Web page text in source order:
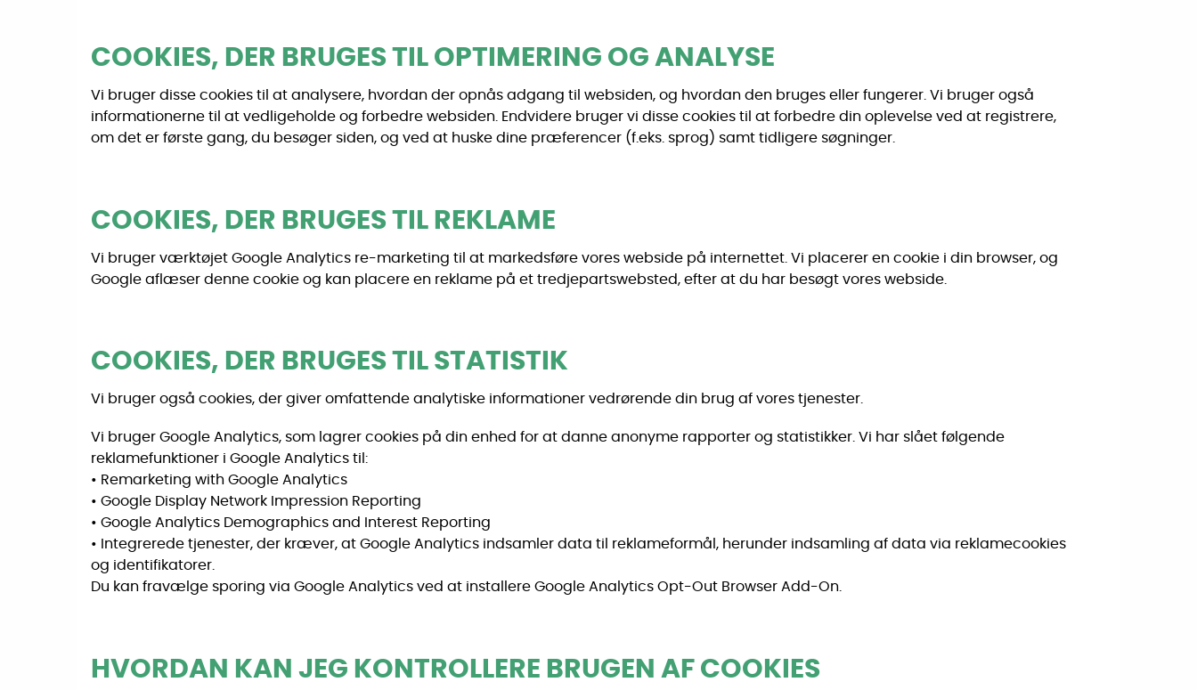
COOKIES, DER BRUGES TIL OPTIMERING OG ANALYSE
Vi bruger disse cookies til at analysere, hvordan der opnås adgang til websiden, og hvordan den bruges eller fungerer. Vi bruger også
informationerne til at vedligeholde og forbedre websiden. Endvidere bruger vi disse cookies til at forbedre din oplevelse ved at registrere,
om det er første gang, du besøger siden, og ved at huske dine præferencer (f.eks. sprog) samt tidligere søgninger.
COOKIES, DER BRUGES TIL REKLAME
Vi bruger værktøjet Google Analytics re-marketing til at markedsføre vores webside på internettet. Vi placerer en cookie i din browser, og
Google aflæser denne cookie og kan placere en reklame på et tredjepartswebsted, efter at du har besøgt vores webside.
COOKIES, DER BRUGES TIL STATISTIK
Vi bruger også cookies, der giver omfattende analytiske informationer vedrørende din brug af vores tjenester.
Vi bruger Google Analytics, som lagrer cookies på din enhed for at danne anonyme rapporter og statistikker. Vi har slået følgende
reklamefunktioner i Google Analytics til:
• Remarketing with Google Analytics
• Google Display Network Impression Reporting
• Google Analytics Demographics and Interest Reporting
• Integrerede tjenester, der kræver, at Google Analytics indsamler data til reklameformål, herunder indsamling af data via reklamecookies
og identifikatorer.
Du kan fravælge sporing via Google Analytics ved at installere Google Analytics Opt-Out Browser Add-On.
HVORDAN KAN JEG KONTROLLERE BRUGEN AF COOKIES